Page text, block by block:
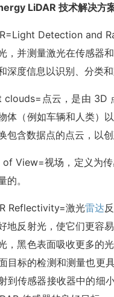
LiDAR 技术解决方
Detection and
，并测量激光在传感器
深度信息以识别、分类和
clouds=点云，是由 3D
体（例如车辆和人类）
包含数据点的点云，以
of View=视场，定义为
的。
Reflectivity=激光雷达
地反射光，使它们更容
，黑色表面吸收更多的
目标的检测和测量也更
到传感器接收器中的细